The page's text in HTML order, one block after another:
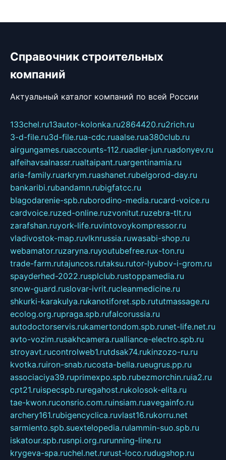
Справочник строительных
компаний
Актуальный каталог компаний по всей России
133chel.ru13autor-kolonka.ru2864420.ru2rich.ru
3-d-file.ru3d-file.rua-cdc.ruaalse.rua380club.ru
airgungames.ruaccounts-112.ruadler-jun.ruadonyev.ru
alfeihavsalnassr.rualtaipant.ruargentinamia.ru
aria-family.ruarkrym.ruashanet.rubelgorod-day.ru
bankaribi.rubandamn.rubigfatcc.ru
blagodarenie-spb.ruborodino-media.rucard-voice.ru
cardvoice.ruzed-online.ruzvonitut.ruzebra-tlt.ru
zarafshan.ruyork-life.ruvintovoykompressor.ru
vladivostok-map.ruvlknrussia.ruwasabi-shop.ru
webamator.ruzaryna.ruyoutubefree.rux-ton.ru
trade-farm.rutajuncos.rutaksu.rutor-lyubov-i-grom.ru
spayderhed-2022.rusplclub.rustoppamedia.ru
snow-guard.ruslovar-ivrit.rucleanmedicine.ru
shkurki-karakulya.rukanotiforet.spb.rututmassage.ru
ecolog.org.rupraga.spb.rufalcorussia.ru
autodoctorservis.rukamertondom.spb.runet-life.net.ru
avto-vozim.rusakhcamera.rualliance-electro.spb.ru
stroyavt.rucontrolweb1.rutdsak74.rukinzozo-ru.ru
kvotka.ruiron-snab.rucosta-bella.rueugrus.pp.ru
associaciya39.ruprimexpo.spb.rubezmorchin.ruia2.ru
cpt21.ruispecspb.ruregahost.rukolosok-elita.ru
tae-kwon.ruconsrio.com.ruinsiam.ruavegainfo.ru
archery161.rubigencyclica.ruvlast16.rukorru.net
sarmiento.spb.suextelopedia.rulammin-suo.spb.ru
iskatour.spb.rusnpi.org.rurunning-line.ru
krygeva-spa.ruchel.net.rurust-loco.rudugshop.ru